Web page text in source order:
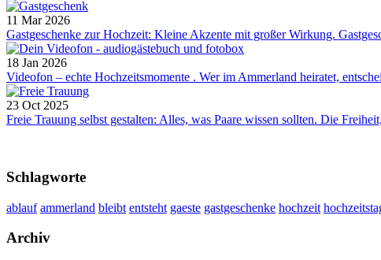
11 Mar 2026
Gastgeschenke zur Hochzeit: Kleine Akzente mit großer Wirkung.
18 Jan 2026
Videofon – echte Hochzeitsmomente . Wer im Ammerland heiratet,
23 Oct 2025
Freie Trauung selbst gestalten: Alles, was Paare wissen sollten. Die
Schlagworte
ablauf ammerland bleibt entsteht gaeste gastgeschenke hochzeit
Archiv